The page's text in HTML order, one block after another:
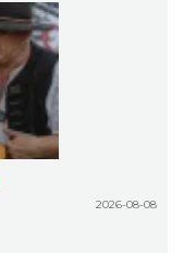
2026-08-08